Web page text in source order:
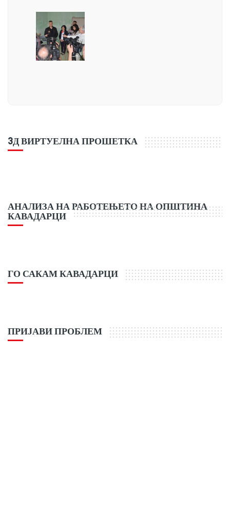
3Д ВИРТУЕЛНА ПРОШЕТКА
АНАЛИЗА НА РАБОТЕЊЕТО НА ОПШТИНА
КАВАДАРЦИ
ГО САКАМ КАВАДАРЦИ
ПРИЈАВИ ПРОБЛЕМ